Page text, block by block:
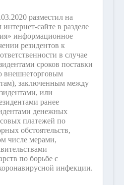
разместил на
сайте в разделе
информационное
резидентов к
в случае
сроков поставки
внешнеторговым
заключенным между
или
ранее
денежных
платежей по
обстоятельств,
числе мерами,
по борьбе с
инфекции.